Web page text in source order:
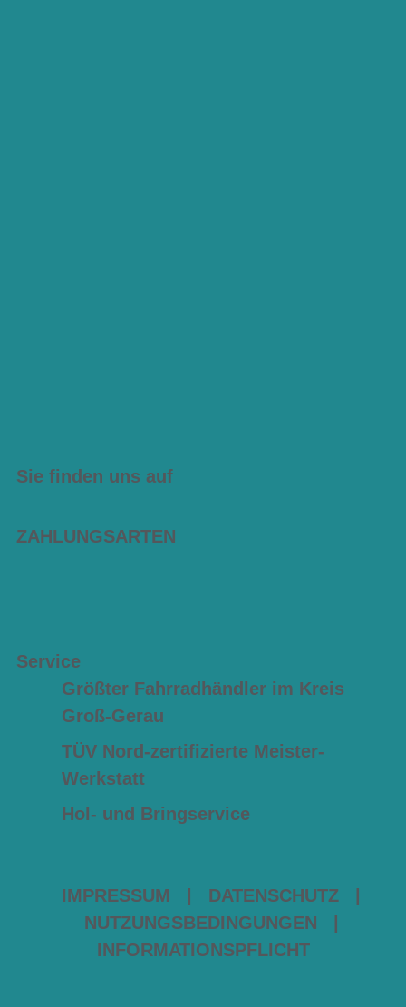
Sie finden uns auf
ZAHLUNGSARTEN
Service
Größter Fahrradhändler im Kreis
Groß-Gerau
TÜV Nord-zertifizierte Meister-
Werkstatt
Hol- und Bringservice
IMPRESSUM DATENSCHUTZ
NUTZUNGSBEDINGUNGEN
INFORMATIONSPFLICHT